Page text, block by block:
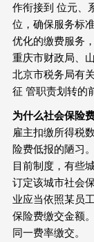
作衔接到 位元、
位，确保服务标
优化的缴费服务
重庆市财政局、
北京市税务局有
征 管职责划转的
为什么社会保险
雇主扣缴所得税
险费低报的陋习。
目前制度，有些
订定该城市社会
业应当依照某员
保险费缴交金额
同一费率缴交。